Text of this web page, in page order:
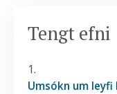
Tengt efni
Umsókn um leyfi